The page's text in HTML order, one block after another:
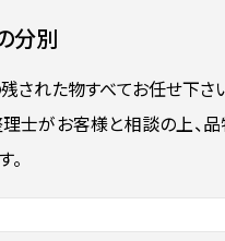
分別
された物すべてお任せ下さ
士がお客様と相談の上、
。